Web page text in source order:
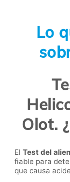
Lo
Olot.
El Test del
fiable para
que causa